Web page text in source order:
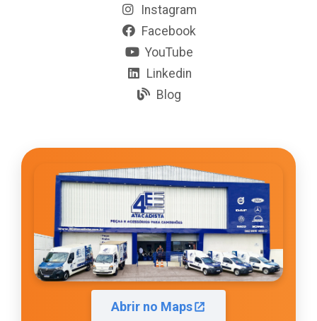
Instagram
Facebook
YouTube
Linkedin
Blog
Abrir no Maps